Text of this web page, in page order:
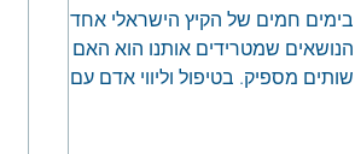
בימים חמים של הקיץ הישראלי אחד
הנושאים שמטרידים אותנו הוא האם
שותים מספיק. בטיפול וליווי אדם עם